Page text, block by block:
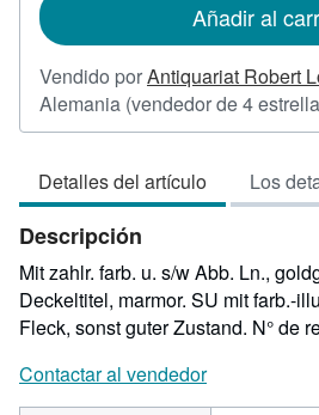
envío
Añadir al
Vendido porAntiquariat Robert
Alemania (vendedor de 4
Detalles del artículo Los
Descripción
Mit zahlr. farb. u. s/w Abb. Ln.,
Deckeltitel, marmor. SU mit farb.-
Fleck, sonst guter Zustand. N° de
Contactar al vendedor